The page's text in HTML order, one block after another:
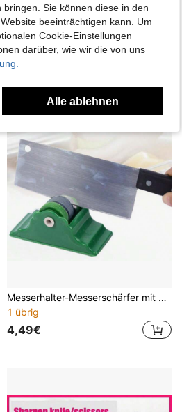
34 übrig
6,05€
Messerhalter-Messerschärfer mit Ständer, Drehklingen-Messerschärfer für Zuhause, Schnell-Schleifstein, praktischer runder Messerschärfer
1 übrig
4,49€
Sie können diese in den
beeinträchtigen kann. Um
Cookie-Einstellungen
darüber, wie wir die von uns
Alle ablehnen